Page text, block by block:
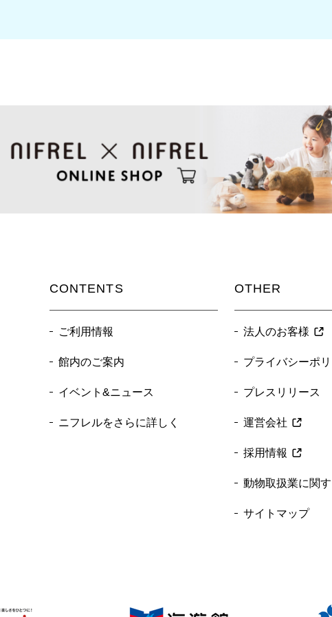
CONTENTS
ご利用情報
館内のご案内
イベント&ニュース
ニフレルをさらに詳しく
OTHER
法人のお客様
プライバシーポ
プレスリリース
運営会社
採用情報
動物取扱業に関
サイトマップ